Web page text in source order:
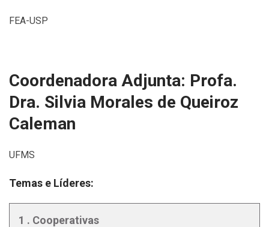
FEA-USP
Coordenadora Adjunta: Profa.
Dra. Silvia Morales de Queiroz
Caleman
UFMS
Temas e Líderes:
1 . Cooperativas